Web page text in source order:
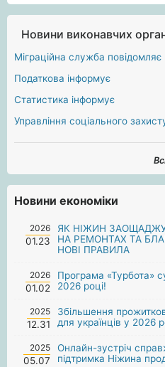
Новини виконавчих
Міграційна служба повідомляє
Податкова інформує
Статистика інформує
Управління соціального
Новини економіки
2026
01.23
ЯК НІЖИН
НА РЕМОНТАХ ТА
НОВІ ПРАВИЛА
2026
01.02
Програма «Турбота»
2026 році!
2025
12.31
Збільшення
для українців у 2026
2025
05.07
Онлайн-зустріч
підтримка Ніжина